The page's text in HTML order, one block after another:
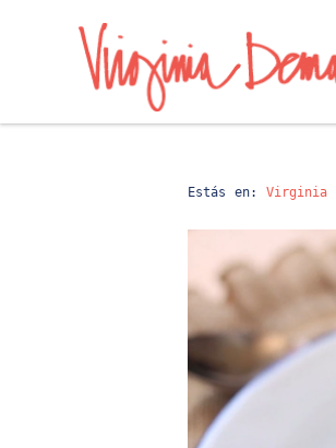
Estás en: Virginia